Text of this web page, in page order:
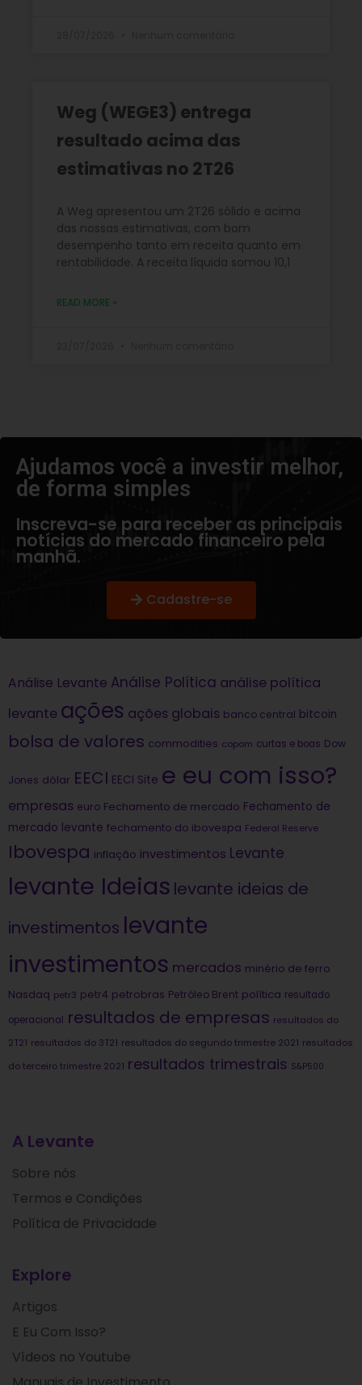
Weg (WEGE3) entrega
resultado acima das
estimativas no 2T26
A Weg apresentou um 2T26 sólido e acima
das nossas estimativas, com bom
desempenho tanto em receita quanto em
rentabilidade. A receita líquida somou 10,1
READ MORE »
Ajudamos você a investir melhor,
de forma simples​
Inscreva-se para receber as principais
notícias do mercado financeiro pela
manhã.
Cadastre-se
Análise Levante Análise Política análise política
levante ações ações globais banco central bitcoin
bolsa de valores commodities copom curtas e boas Dow
Jones dólar EECI EECI Site e eu com isso?
empresas euro Fechamento de mercado Fechamento de
mercado levante fechamento do ibovespa Federal Reserve
Ibovespa inflação investimentos Levante
levante Ideias levante ideias de
investimentos levante
investimentos mercados minério de ferro
Nasdaq petr3 petr4 petrobras Petróleo Brent política resultado
operacional resultados de empresas resultados do
2T21 resultados do 3T21 resultados do segundo trimestre 2021 resultados
do terceiro trimestre 2021 resultados trimestrais S&P500
A Levante
Sobre nós
Termos e Condições
Política de Privacidade
Explore
Artigos
E Eu Com Isso?
Vídeos no Youtube